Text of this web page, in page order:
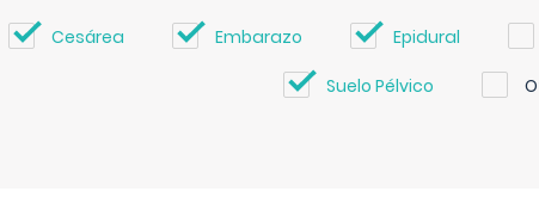
Cesárea Embarazo Epidural
Suelo Pélvico